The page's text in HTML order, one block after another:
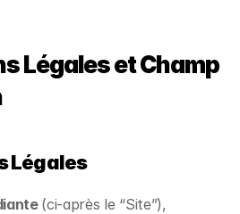
Légales et Champ
Légales
(ci-après le “Site”),